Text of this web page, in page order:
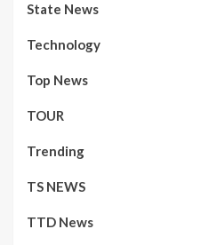
State News
Technology
Top News
TOUR
Trending
TS NEWS
TTD News